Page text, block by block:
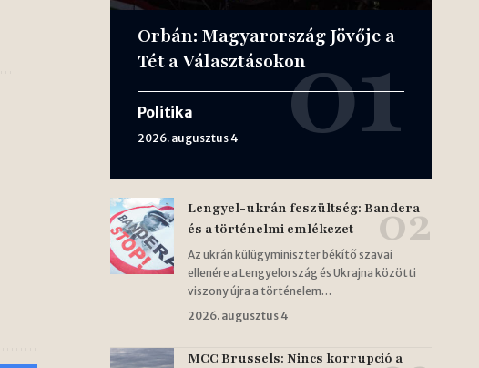
Orbán: Magyarország Jövője a
Tét a Választásokon
Politika
2026. augusztus 4
Lengyel-ukrán feszültség: Bandera
és a történelmi emlékezet
Az ukrán külügyminiszter békítő szavai
ellenére a Lengyelország és Ukrajna közötti
viszony újra a történelem…
2026. augusztus 4
MCC Brussels: Nincs korrupció a